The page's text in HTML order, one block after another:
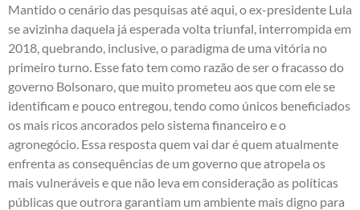
Mantido o cenário das pesquisas até aqui, o ex-presidente Lula
se avizinha daquela já esperada volta triunfal, interrompida em
2018, quebrando, inclusive, o paradigma de uma vitória no
primeiro turno. Esse fato tem como razão de ser o fracasso do
governo Bolsonaro, que muito prometeu aos que com ele se
identificam e pouco entregou, tendo como únicos beneficiados
os mais ricos ancorados pelo sistema financeiro e o
agronegócio. Essa resposta quem vai dar é quem atualmente
enfrenta as consequências de um governo que atropela os
mais vulneráveis e que não leva em consideração as políticas
públicas que outrora garantiam um ambiente mais digno para